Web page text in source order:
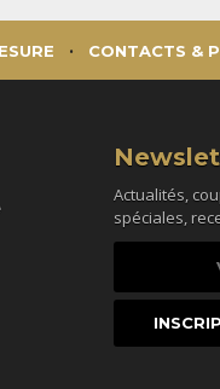
CONTACTS &
Actualités,
spéciales,